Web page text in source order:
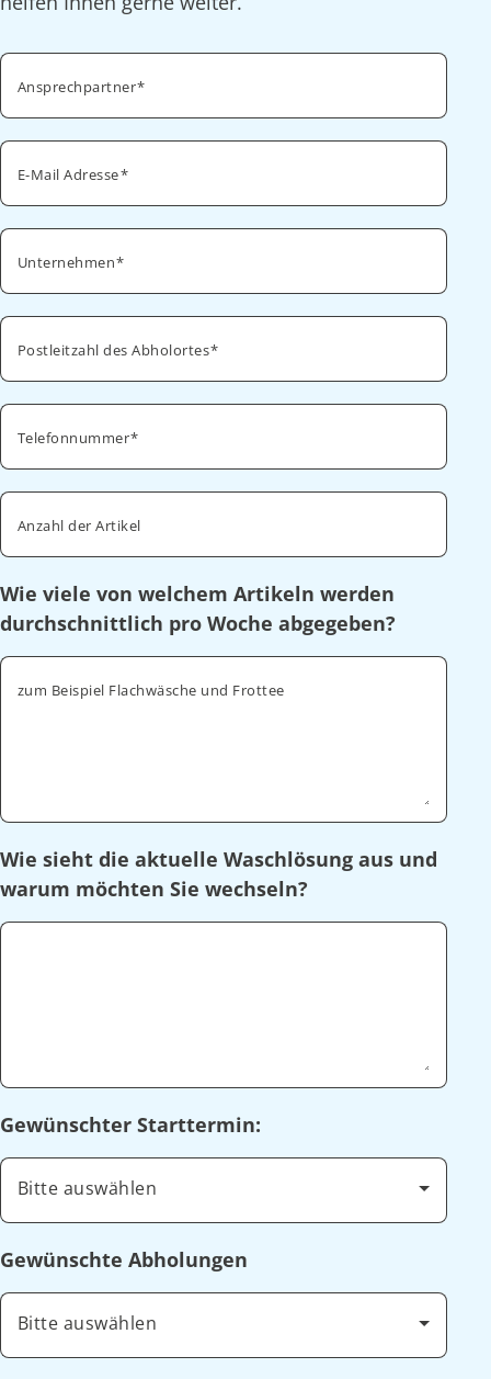
Ansprechpartner
E-Mail Adresse
Unternehmen
Postleitzahl des Abholortes
Telefonnummer
Anzahl der Artikel
Wie viele von welchem Artikeln werden
durchschnittlich pro Woche abgegeben?
zum Beispiel Flachwäsche und Frottee
Wie sieht die aktuelle Waschlösung aus und
warum möchten Sie wechseln?
Gewünschter Starttermin:
Bitte auswählen
Gewünschte Abholungen
Bitte auswählen